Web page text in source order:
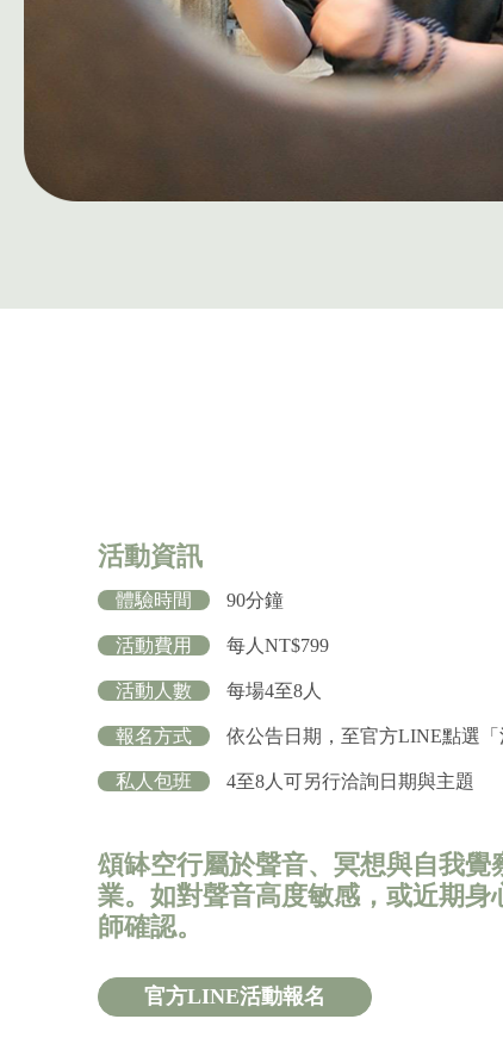
活動資訊
體驗時間 90分鐘
活動費用 每人NT$799
活動人數 每場4至8人
報名方式 依公告日期，至官方LINE點選「
私人包班 4至8人可另行洽詢日期與主題
頌缽空行屬於聲音、冥想與自我
業。如對聲音高度敏感，或近期
師確認。
官方LINE活動報名